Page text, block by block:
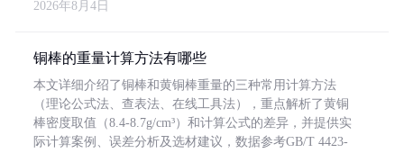
2026年8月4日
铜棒的重量计算方法有哪些
本文详细介绍了铜棒和黄铜棒重量的三种常用计算方法
（理论公式法、查表法、在线工具法），重点解析了黄铜
棒密度取值（8.4-8.7g/cm³）和计算公式的差异，并提供实
际计算案例、误差分析及选材建议，数据参考GB/T 4423-